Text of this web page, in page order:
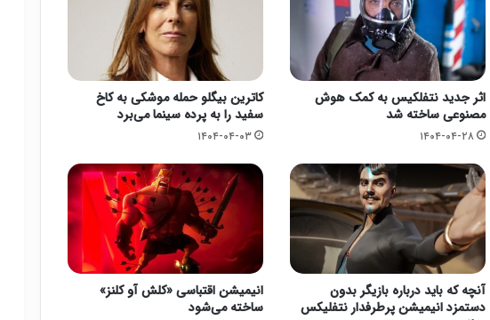
اثر جدید نتفلکیس به کمک هوش
مصنوعی ساخته شد
۱۴۰۴-۰۴-۲۸
کاترین بیگلو حمله موشکی به کاخ
سفید را به پرده سینما می‌برد
۱۴۰۴-۰۴-۰۳
آنچه که باید درباره بازیگر بدون
دستمزد انیمیشن پرطرفدار نتفلیکس
انیمیشن اقتباسی «کلش آو کلنز»
ساخته می‌شود